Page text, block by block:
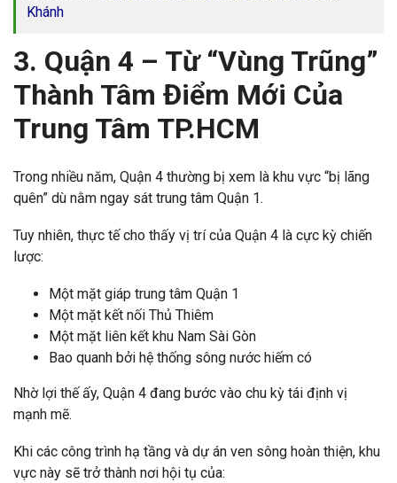
Khánh
3. Quận 4 – Từ “Vùng Trũng”
Thành Tâm Điểm Mới Của
Trung Tâm TP.HCM
Trong nhiều năm, Quận 4 thường bị xem là khu vực “bị lãng
quên” dù nằm ngay sát trung tâm Quận 1.
Tuy nhiên, thực tế cho thấy vị trí của Quận 4 là cực kỳ chiến
lược:
Một mặt giáp trung tâm Quận 1
Một mặt kết nối Thủ Thiêm
Một mặt liên kết khu Nam Sài Gòn
Bao quanh bởi hệ thống sông nước hiếm có
Nhờ lợi thế ấy, Quận 4 đang bước vào chu kỳ tái định vị
mạnh mẽ.
Khi các công trình hạ tầng và dự án ven sông hoàn thiện, khu
vực này sẽ trở thành nơi hội tụ của: